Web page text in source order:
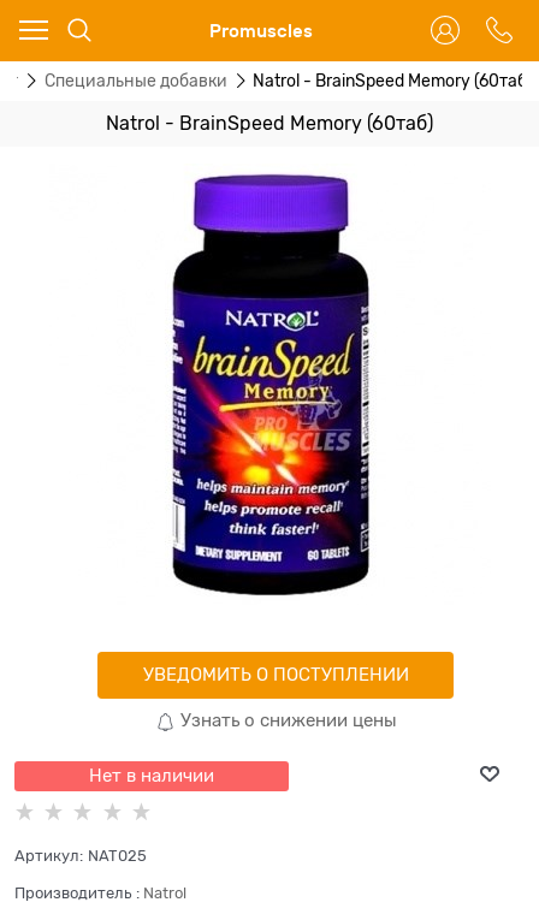
Promuscles
Специальные добавки Natrol - BrainSpeed Memory (60таб)
Natrol - BrainSpeed Memory (60таб)
УВЕДОМИТЬ О ПОСТУПЛЕНИИ
Узнать о снижении цены
Нет в наличии
Артикул: NAT025
Производитель : Natrol
Ваш город - Москва,
угадали?
ДА НЕТ